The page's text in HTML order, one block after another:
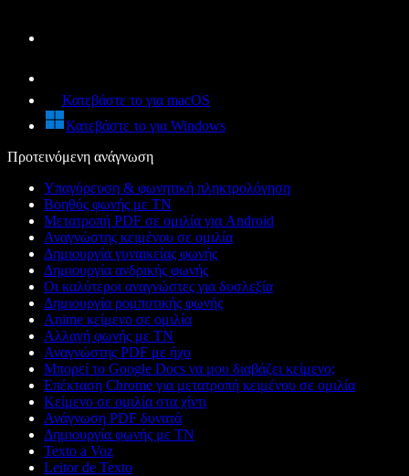
Κατεβάστε το για macOS
Κατεβάστε το για Windows
Προτεινόμενη ανάγνωση
Υπαγόρευση & φωνητική πληκτρολόγηση
Βοηθός φωνής με ΤΝ
Μετατροπή PDF σε ομιλία για Android
Αναγνώστης κειμένου σε ομιλία
Δημιουργία γυναικείας φωνής
Δημιουργία ανδρικής φωνής
Οι καλύτεροι αναγνώστες για δυσλεξία
Δημιουργία ρομποτικής φωνής
Anime κείμενο σε ομιλία
Αλλαγή φωνής με ΤΝ
Αναγνώστης PDF με ήχο
Μπορεί το Google Docs να μου διαβάζει κείμενο;
Επέκταση Chrome για μετατροπή κειμένου σε ομιλία
Κείμενο σε ομιλία στα χίντι
Ανάγνωση PDF δυνατά
Δημιουργία φωνής με ΤΝ
Texto a Voz
Leitor de Texto